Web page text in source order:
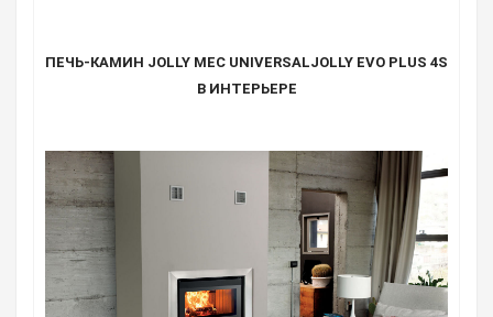
ПЕЧЬ-КАМИН JOLLY MEC UNIVERSALJOLLY EVO PLUS 4S
В ИНТЕРЬЕРЕ